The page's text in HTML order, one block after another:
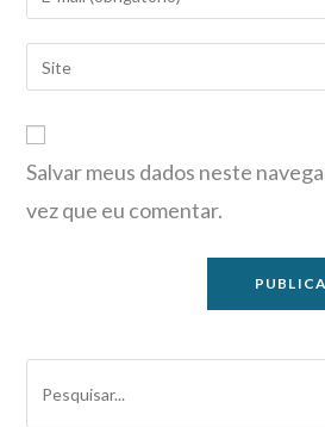
Salvar meus dados neste
vez que eu comentar.